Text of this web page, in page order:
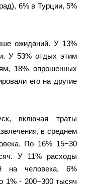
6% в Турции, 5%
ожиданий. У 13%
У 53% отдых этим
18% опрошенных
его на другие
включая траты
в среднем
По 16% 15−30
У 11% расходы
на человека, 6%
1% - 200−300 тысяч